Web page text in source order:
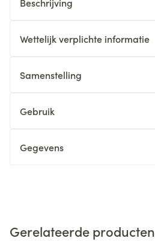
Wettelijk verplichte informatie
Samenstelling
Gebruik
Gegevens
Gerelateerde producten